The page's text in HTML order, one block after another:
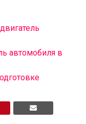
автомобиля в